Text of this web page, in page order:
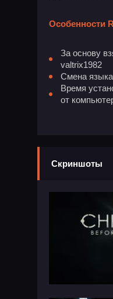
Особенности
За основу
valtrix1982
Смена
Время
от
Скриншоты